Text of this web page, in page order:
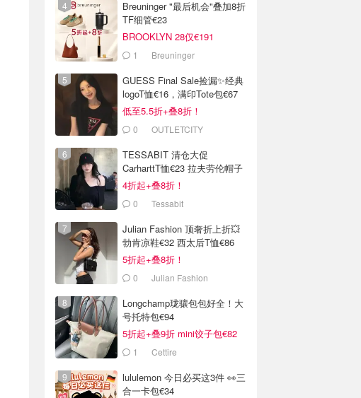
Breuninger "最后机会"叠加8折
TF细管€23
BROOKLYN 28仅€191
1 Breuninger
GUESS Final Sale捡漏✨经典
logoT恤€16，满印Tote包€67
低至5.5折+叠8折！
0
OUTLETCITY
TESSABIT 清仓大促
CarharttT恤€23 拉夫劳伦帽子
€38
4折起+叠8折！
0 Tessabit
Julian Fashion 顶奢折上折💥
勃肯凉鞋€32 西太后T恤€86
5折起+叠8折！
0 Julian Fashion
Longchamp珑骧包包好全！大
号托特包€94
5折起+叠9折 mini饺子包€82
1 Cettire
lululemon 今日必买这3件 👀三
合一卡包€34